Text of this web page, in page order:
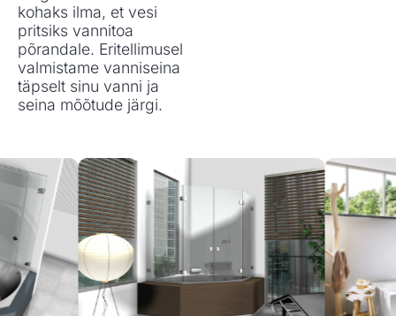
kohaks ilma, et vesi
pritsiks vannitoa
põrandale. Eritellimusel
valmistame vanniseina
täpselt sinu vanni ja
seina mõõtude järgi.